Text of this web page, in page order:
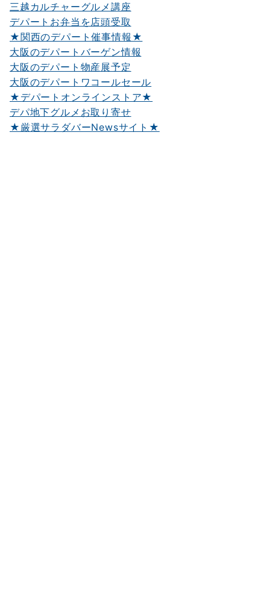
三越カルチャーグルメ講座
デパートお弁当を店頭受取
★関西のデパート催事情報★
大阪のデパートバーゲン情報
大阪のデパート物産展予定
大阪のデパートワコールセール
★デパートオンラインストア★
デパ地下グルメお取り寄せ
★厳選サラダバーNewsサイト★